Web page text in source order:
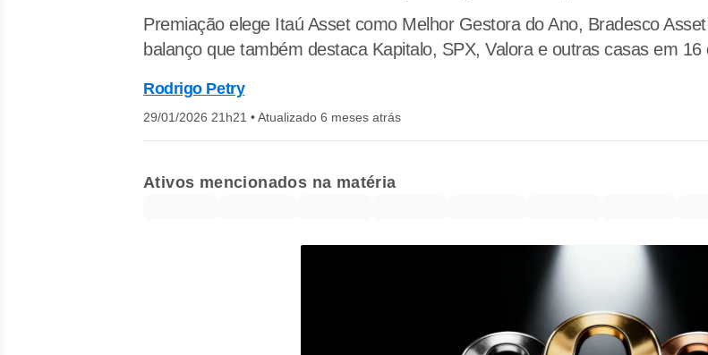
Premiação elege Itaú Asset como Melhor Gestora do Ano, Bradesco
balanço que também destaca Kapitalo, SPX, Valora e outras casas em
Rodrigo Petry
29/01/2026 21h21 •Atualizado 6 meses atrás
Ativos mencionados na matéria